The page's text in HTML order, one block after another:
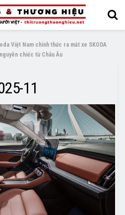
Việt Nam chính thức ra mắt xe SKODA
chiếc từ Châu Âu
11